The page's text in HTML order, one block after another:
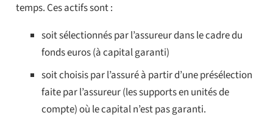
temps. Ces actifs sont :
soit sélectionnés par l’assureur dans le cadre du
fonds euros (à capital garanti)
soit choisis par l’assuré à partir d’une présélection
faite par l’assureur (les supports en unités de
compte) où le capital n’est pas garanti.